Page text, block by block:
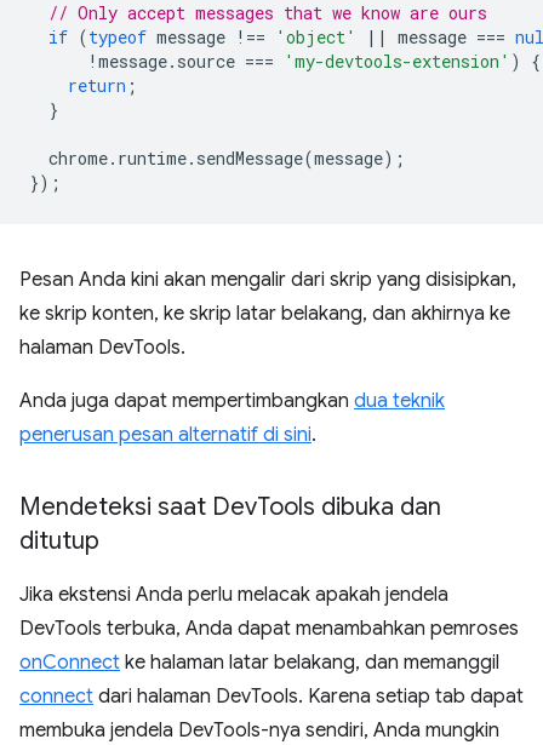
// Only accept messages that we know are ours
if (typeof message !== 'object' || message ===
! message. source === 'my-devtools-extension' )
{
return ;
}
chrome. runtime. sendMessage(message);
});
Pesan Anda kini akan mengalir dari skrip yang disisipkan,
ke skrip konten, ke skrip latar belakang, dan akhirnya ke
halaman DevTools.
Anda juga dapat mempertimbangkan dua teknik
penerusan pesan alternatif di sini.
Mendeteksi saat DevTools dibuka dan
ditutup
Jika ekstensi Anda perlu melacak apakah jendela
DevTools terbuka, Anda dapat menambahkan pemroses
onConnect ke halaman latar belakang, dan memanggil
connect dari halaman DevTools. Karena setiap tab dapat
membuka jendela DevTools-nya sendiri, Anda mungkin